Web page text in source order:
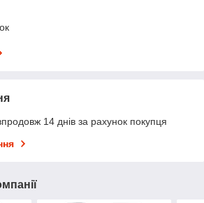
14 днів за рахунок покупця